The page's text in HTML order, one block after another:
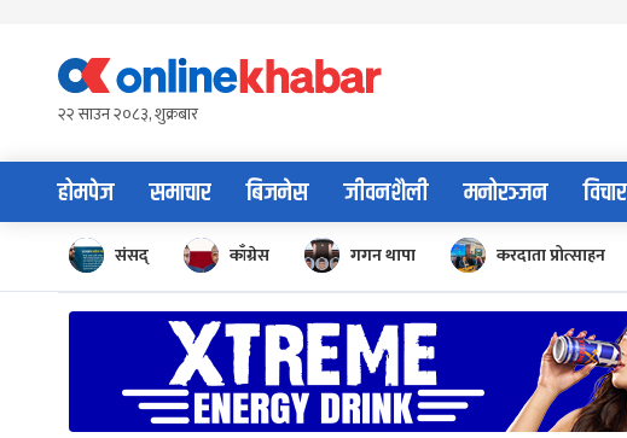
content२२ साउन २०८३, शुक्रबार
होमपेज समाचार बिजनेस जीवनशैली मनोरञ्जन विचार
संसद् काँग्रेस गगन थापा करदाता प्रोत्साहन